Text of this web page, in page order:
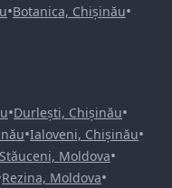
•Botanica, Chișinău•
•Durlești, Chișinău•
•Ialoveni, Chișinău•
Stăuceni, Moldova•
Rezina, Moldova•